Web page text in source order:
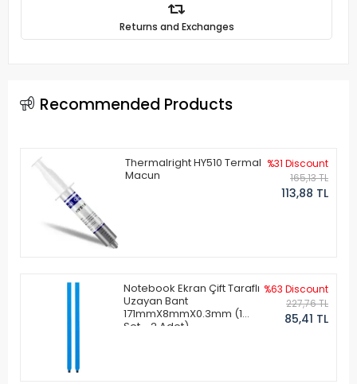
Returns and Exchanges
Recommended Products
Thermalright HY510 Termal
Macun
%31 Discount
165,13 TL
113,88 TL
Notebook Ekran Çift Taraflı
Uzayan Bant
171mmX8mmX0.3mm (1
Set - 2 Adet)
%63 Discount
227,76 TL
85,41 TL